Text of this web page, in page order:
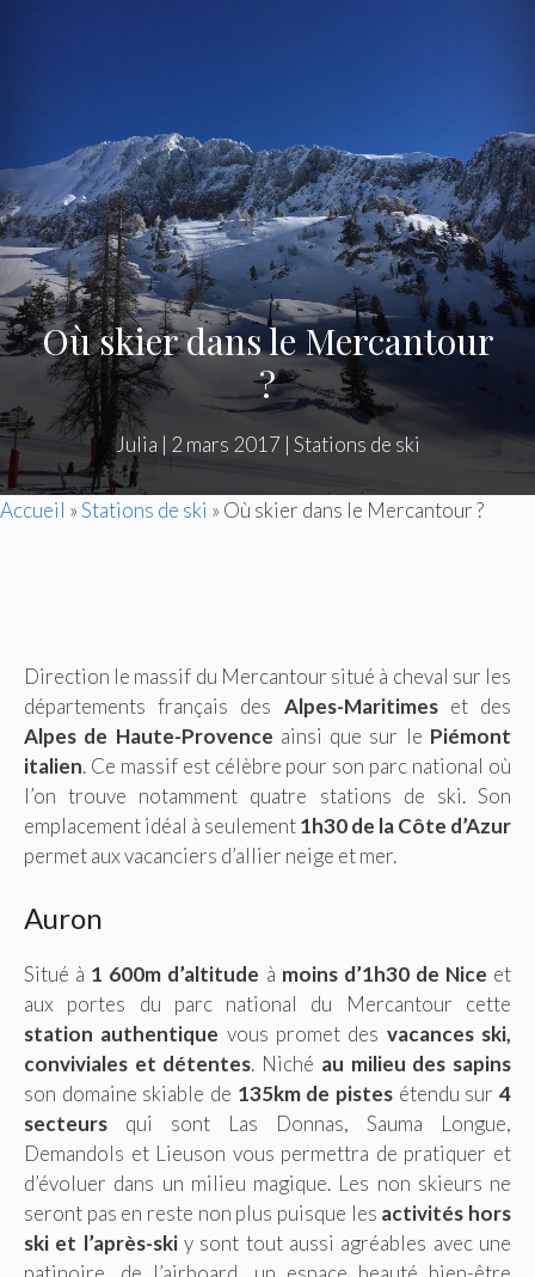
Où skier dans le Mercantour
?
Julia | 2 mars 2017 | Stations de ski
Accueil »Stations de ski » Où skier dans le Mercantour ?
Direction le massif du Mercantour situé à cheval sur les
départements français des Alpes-Maritimeset des
Alpes de Haute-Provence ainsi que sur le Piémont
italien. Ce massif est célèbre pour son parc national où
l’on trouve notamment quatre stations de ski. Son
emplacement idéal à seulement1h30 de la Côte d’Azur
permet aux vacanciers d’allier neige et mer.
Auron
Situé à 1 600m d’altitude à moins d’1h30 de Nice et
aux portes du parc national du Mercantour cette
station authentique vous promet des vacances ski,
conviviales et détentes. Niché au milieu des sapins
son domaine skiable de 135km de pistes étendu sur4
secteurs qui sont Las Donnas, Sauma Longue,
Demandols et Lieuson vous permettra de pratiquer et
d’évoluer dans un milieu magique. Les non skieurs ne
seront pas en reste non plus puisque les activités hors
ski et l’après-skiy sont tout aussi agréables avec une